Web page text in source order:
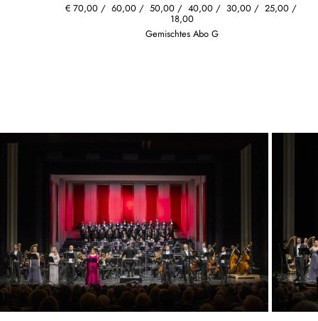
€ 70,00 60,00 50,00 40,00 30,00 25,00
18,00
Gemischtes Abo G